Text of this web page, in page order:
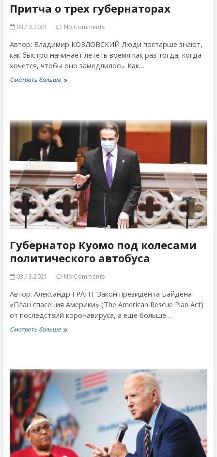
Притча о трех губернаторах
03.13.2021 No Comments
Автор: Владимир КОЗЛОВСКИЙ Люди постарше знают,
как быстро начинает лететь время как раз тогда, когда
хочется, чтобы оно замедлилось. Как…
Смотреть большеПритча
Губернатор Куомо под колесами
политического автобуса
03.13.2021 No Comments
Автор: Александр ГРАНТ Закон президента Байдена
«План спасения Америки» (The American Rescue Plan Act)
от последствий коронавируса, а еще больше…
Смотреть большеГубернатор
автобуса